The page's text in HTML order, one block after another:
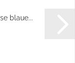
blaue...